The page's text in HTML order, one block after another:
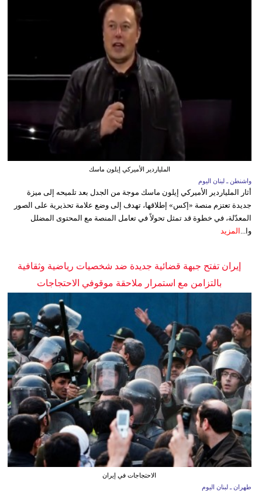
الملياردير الأميركي إيلون ماسك
واشنطن ـ لبنان اليوم
أثار الملياردير الأميركي إيلون ماسك موجة من الجدل بعد تلميحه إلى ميزة
جديدة تعتزم منصة «إكس» إطلاقها، تهدف إلى وضع علامة تحذيرية على الصور
المعدّلة، في خطوة قد تمثل تحولاً في تعامل المنصة مع المحتوى المضلل
وا...
المزيد
إيران تفتح جبهة قضائية جديدة ضد شخصيات رياضية وثقافية
بالتزامن مع استمرار ملاحقة موقوفي الاحتجاجات
الاحتجاجات في إيران
طهران ـ لبنان اليوم